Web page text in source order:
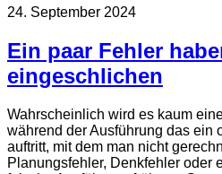
24. September 2024
Ein paar Fehler
eingeschlichen
Wahrscheinlich wird es kaum
während der Ausführung das ein
auftritt, mit dem man nicht
Planungsfehler, Denkfehler oder